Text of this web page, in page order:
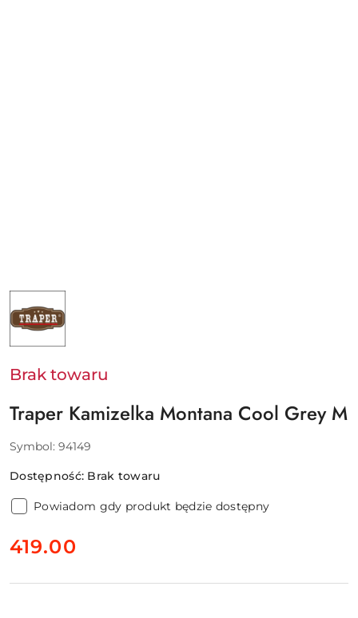
NAZWA
PRODUCENTA:
TRAPER
Brak towaru
Traper Kamizelka Montana Cool Grey M
Symbol: 94149
Dostępność: Brak towaru
Powiadom gdy produkt będzie dostępny
cena:
419.00